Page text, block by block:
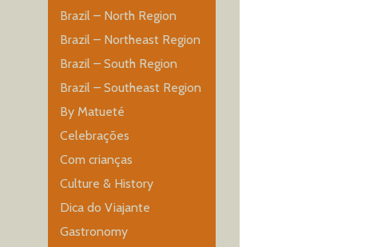
Brazil – North Region
Brazil – Northeast Region
Brazil – South Region
Brazil – Southeast Region
By Matueté
Celebrações
Com crianças
Culture & History
Dica do Viajante
Gastronomy